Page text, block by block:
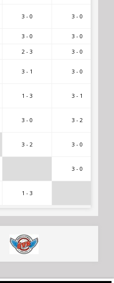
3 - 0 3 - 0
3 - 0 3 - 0
2 - 3 3 - 0
3 - 1 3 - 0
1 - 3 3 - 1
3 - 0 3 - 2
3 - 2 3 - 0
3 - 0
1 - 3